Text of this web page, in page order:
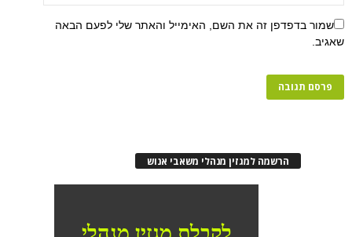
שמור בדפדפן זה את השם, האימייל והאתר שלי לפעם הבאה
שאגיב.
הרשמה למגזין מנהלי משאבי אנוש